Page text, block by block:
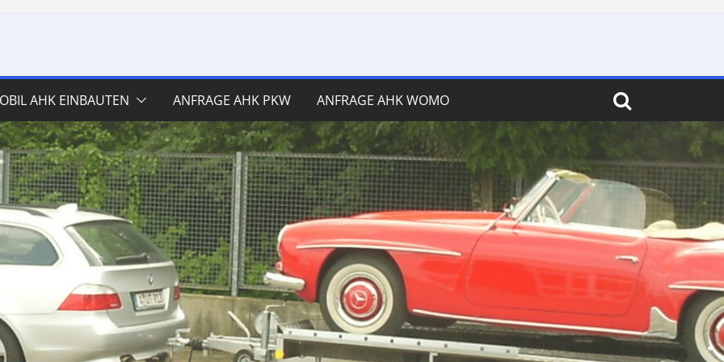
AHK EINBAUTEN ANFRAGE AHK PKW ANFRAGE AHK WOMO